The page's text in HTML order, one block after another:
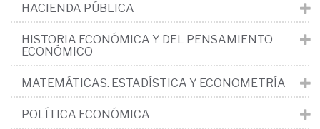
HACIENDA PÚBLICA
HISTORIA ECONÓMICA Y DEL PENSAMIENTO
ECONÓMICO
MATEMÁTICAS. ESTADÍSTICA Y ECONOMETRÍA
POLÍTICA ECONÓMICA